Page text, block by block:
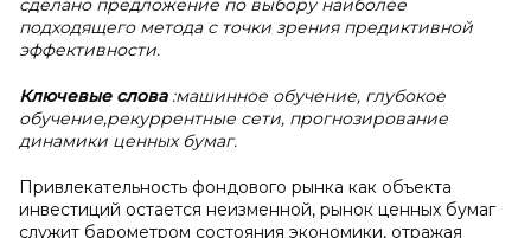
сделано предложение по выбору наиболее
подходящего метода с точки зрения предиктивной
эффективности.
Ключевые слова :машинное обучение, глубокое
обучение,рекуррентные сети, прогнозирование
динамики ценных бумаг.
Привлекательность фондового рынка как объекта
инвестиций остается неизменной, рынок ценных бумаг
служит барометром состояния экономики, отражая